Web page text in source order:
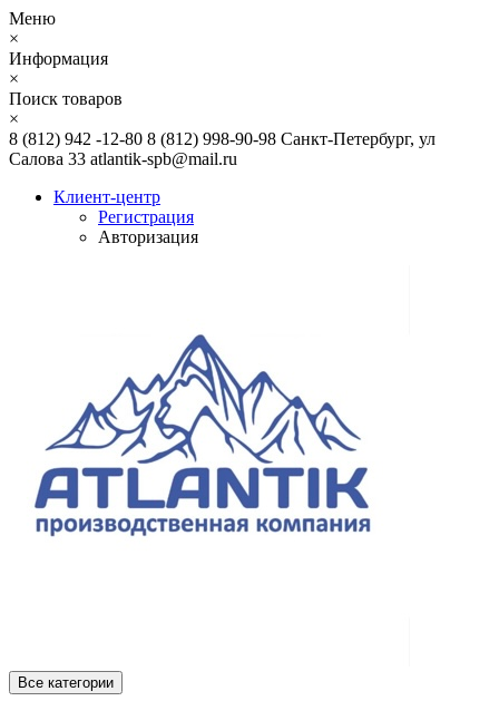
Меню
×
Информация
×
Поиск товаров
×
8 (812) 942 -12-80 8 (812) 998-90-98 Санкт-Петербург, ул
Салова 33 atlantik-spb@mail.ru
Клиент-центр
Регистрация
Авторизация
Все категории